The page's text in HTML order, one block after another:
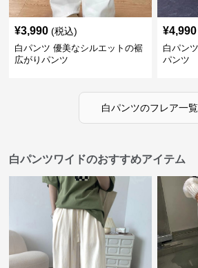
¥3,990 (税込)
白パンツ 優美なシルエットの裾
広がりパンツ
¥4,990
白パン
パンツ
白パンツのフレア一
白パンツワイドのおすすめアイテム